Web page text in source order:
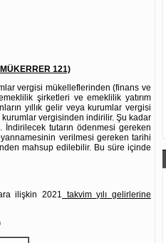
121)
vergisi mükelleflerinden (finans ve
şirketleri ve emeklilik yatırım
yıllık gelir veya kurumlar vergisi
vergisinden indirilir. Şu kadar
tutarın ödenmesi gereken
verilmesi gereken tarihi
mahsup edilebilir. Bu süre içinde
ilişkin 2021 takvim yılı gelirlerine